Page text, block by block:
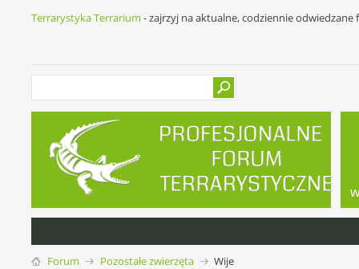
Terrarystyka Terrarium - zajrzyj na aktualne, codziennie
Forum Pozostałe zwierzęta Wije